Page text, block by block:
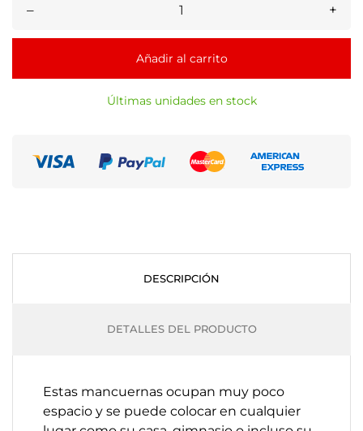
– +
Añadir al carrito
Últimas unidades en stock
DESCRIPCIÓN
DETALLES DEL PRODUCTO
Estas mancuernas ocupan muy poco
espacio y se puede colocar en cualquier